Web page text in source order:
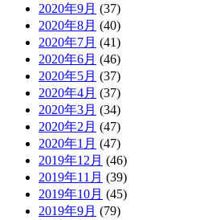
2020年9月 (37)
2020年8月 (40)
2020年7月 (41)
2020年6月 (46)
2020年5月 (37)
2020年4月 (37)
2020年3月 (34)
2020年2月 (47)
2020年1月 (47)
2019年12月 (46)
2019年11月 (39)
2019年10月 (45)
2019年9月 (79)